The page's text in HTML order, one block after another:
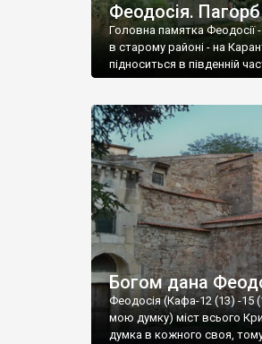
Феодосія.
Головна памятка Феодосії
в старому районі - на
підноситься в південній
Богом дана
Феодосія (Кафа-12 (13) -15
мою думку) міст всього
думка в кожного своя,